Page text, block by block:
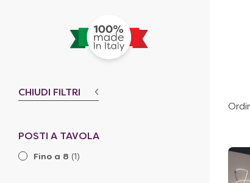
CHIUDI FILTRI
POSTI A TAVOLA
Fino a 8 (1)